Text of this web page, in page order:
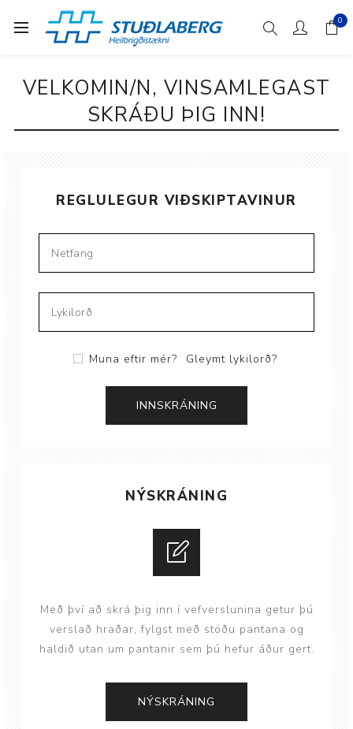
0
VELKOMIN/N, VINSAMLEGAST
SKRÁÐU ÞIG INN!
REGLULEGUR VIÐSKIPTAVINUR
Muna eftir mér? Gleymt lykilorð?
NÝSKRÁNING
Með því að skrá þig inn í vefverslunina getur þú
verslað hraðar, fylgst með stöðu pantana og
haldið utan um pantanir sem þú hefur áður gert.